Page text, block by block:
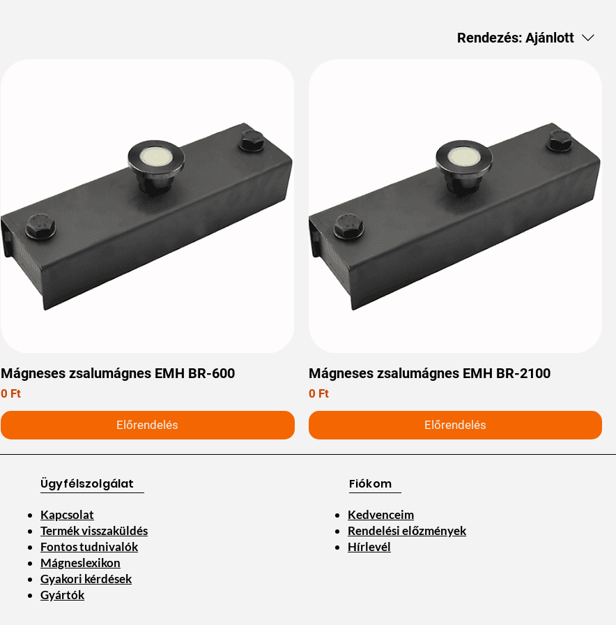
Rendezés: Ajánlott
Mágneses zsalumágnes EMH BR-600
Ár
0 Ft
Előrendelés
Mágneses zsalumágnes EMH BR-2100
Ár
0 Ft
Előrendelés
Ügyfélszolgálat
Kapcsolat
Termék visszaküldés
Fontos tudnivalók
Mágneslexikon
Gyakori kérdések
Gyártók
Fiókom
Kedvenceim
Rendelési előzmények
Hírlevél